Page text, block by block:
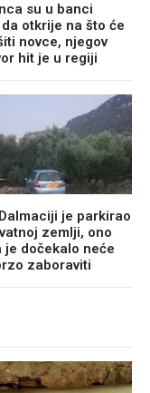
su u banci
otkrije na što će
novce, njegov
hit je u regiji
je parkirao
zemlji, ono
je dočekalo neće
zaboraviti